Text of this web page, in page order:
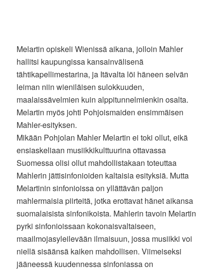
Melartin opiskeli Wienissä aikana, jolloin Mahler
hallitsi kaupungissa kansainvälisenä
tähtikapellimestarina, ja Itävalta löi häneen selvän
leiman niin wieniläisen sulokkuuden,
maalaissävelmien kuin alppitunnelmienkin osalta.
Melartin myös johti Pohjoismaiden ensimmäisen
Mahler-esityksen.
Mikään Pohjolan Mahler Melartin ei toki ollut, eikä
ensiaskeliaan musiikkikulttuurina ottavassa
Suomessa olisi ollut mahdollistakaan toteuttaa
Mahlerin jättisinfonioiden kaltaisia esityksiä. Mutta
Melartinin sinfonioissa on yllättävän paljon
mahlermaisia piirteitä, jotka erottavat hänet aikansa
suomalaisista sinfonikoista. Mahlerin tavoin Melartin
pyrki sinfonioissaan kokonaisvaltaiseen,
maailmojasyleilevään ilmaisuun, jossa musiikki voi
niellä sisäänsä kaiken mahdollisen. Viimeiseksi
jääneessä kuudennessa sinfoniassa on